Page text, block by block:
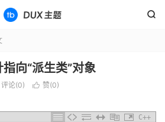

向“派生类”对象
评论(0)  赞(0)
C++